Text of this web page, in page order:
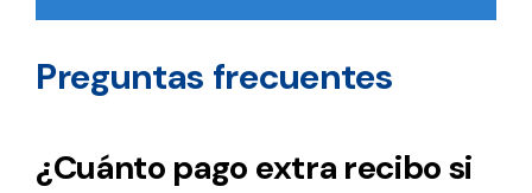
Preguntas frecuentes
¿Cuánto pago extra recibo si